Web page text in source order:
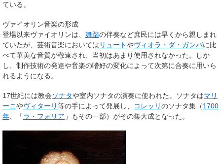
ている。
ヴァイオリン音楽の形成
登場以来ヴァイオリンは、 舞踏の伴奏など庶民には早くから親しまれ
ていたが、芸術音楽においては リュートやヴィオラ・ダ・ガンバに比
べて華美な音質が敬遠され、当初はあまり使用されなかった。しか
し、制作技術の発達や音楽の嗜好の変化によって次第に合奏に用いら
れるようになる。
17世紀には教会ソナタや室内ソナタの演奏に使われた。ソナタはマリ
ーニやヴィターリ等の手によって発展し、 コレッリのソナタ集（1700
年 、「ラ・フォリア 」もその一部）がその集大成となった。